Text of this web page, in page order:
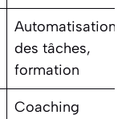
Automatisation
des tâches,
formation
Coaching